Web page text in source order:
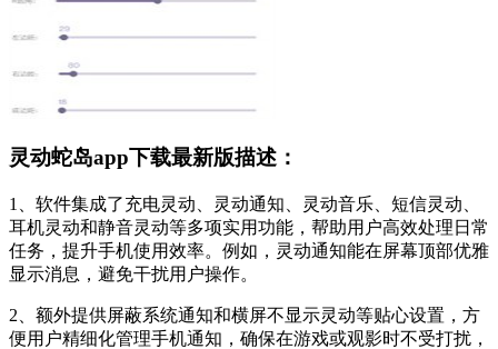
灵动蛇岛app下载最新版描述：
1、软件集成了充电灵动、灵动通知、灵动音乐、短信灵动、
耳机灵动和静音灵动等多项实用功能，帮助用户高效处理日常
任务，提升手机使用效率。例如，灵动通知能在屏幕顶部优雅
显示消息，避免干扰用户操作。
2、额外提供屏蔽系统通知和横屏不显示灵动等贴心设置，方
便用户精细化管理手机通知，确保在游戏或观影时不受打扰，